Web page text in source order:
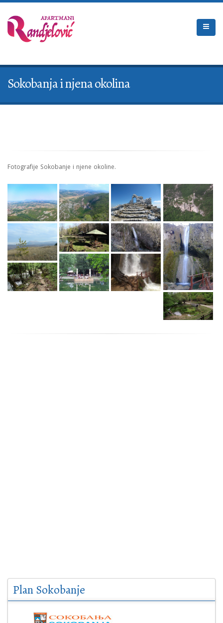
Sokobanja i njena okolina
Fotografije Sokobanje i njene okoline.
Plan Sokobanje